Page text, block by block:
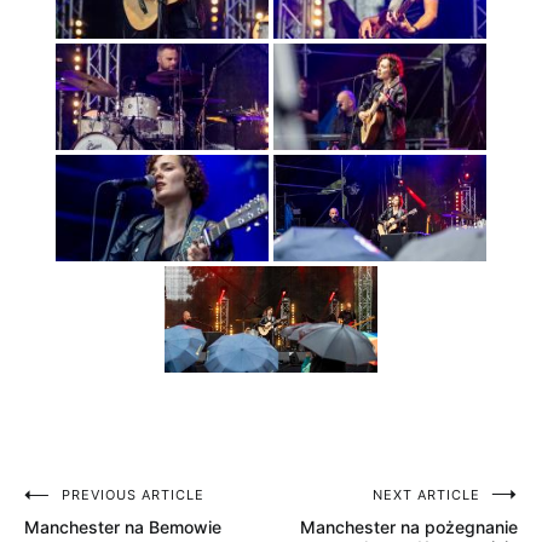
Nawigacja
PREVIOUS ARTICLE
Manchester na Bemowie
NEXT ARTICLE
Manchester na pożegnanie